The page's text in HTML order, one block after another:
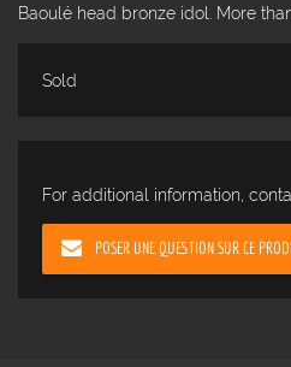
Baoulé head bronze idol. More
Sold
For additional information,
POSER UNE QUESTION SUR CE